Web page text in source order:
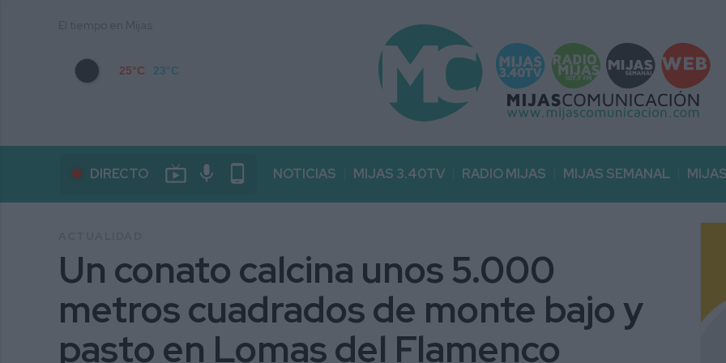
25°C 23°C
DIRECTO live_tv mic phone_android NOTICIAS MIJAS 3.40TV RADIO MIJAS MIJAS SEMANAL
Un conato calcina unos 5.000
metros cuadrados de monte bajo y
pasto en Lomas del Flamenco